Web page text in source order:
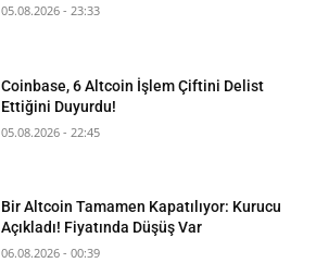
05.08.2026 - 23:33
Coinbase, 6 Altcoin İşlem Çiftini Delist
Ettiğini Duyurdu!
05.08.2026 - 22:45
Bir Altcoin Tamamen Kapatılıyor: Kurucu
Açıkladı! Fiyatında Düşüş Var
06.08.2026 - 00:39